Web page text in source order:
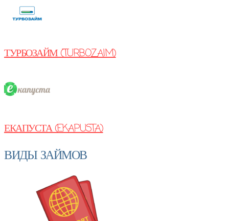
ТУРБОЗАЙМ (TURBOZAIM)
ЕКАПУСТА (EKAPUSTA)
ВИДЫ ЗАЙМОВ